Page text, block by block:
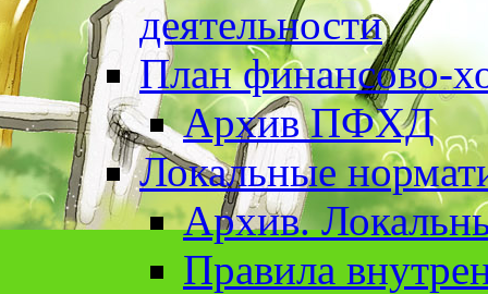
деятельности
План финансово-
Архив ПФХД
Локальные
Архив.
Правила